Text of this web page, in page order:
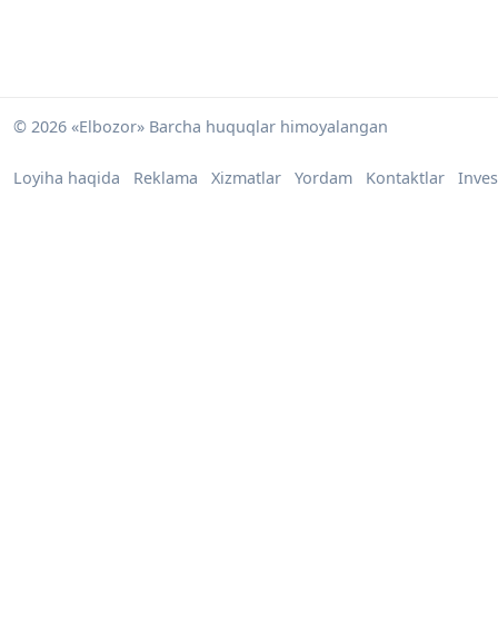
© 2026 «Elbozor» Barcha huquqlar himoyalangan
Loyiha haqida Reklama Xizmatlar Yordam Kontaktlar